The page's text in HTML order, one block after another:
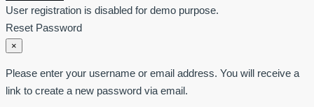
User registration is disabled for demo purpose.
Reset Password
×
Please enter your username or email address. You will receive a
link to create a new password via email.